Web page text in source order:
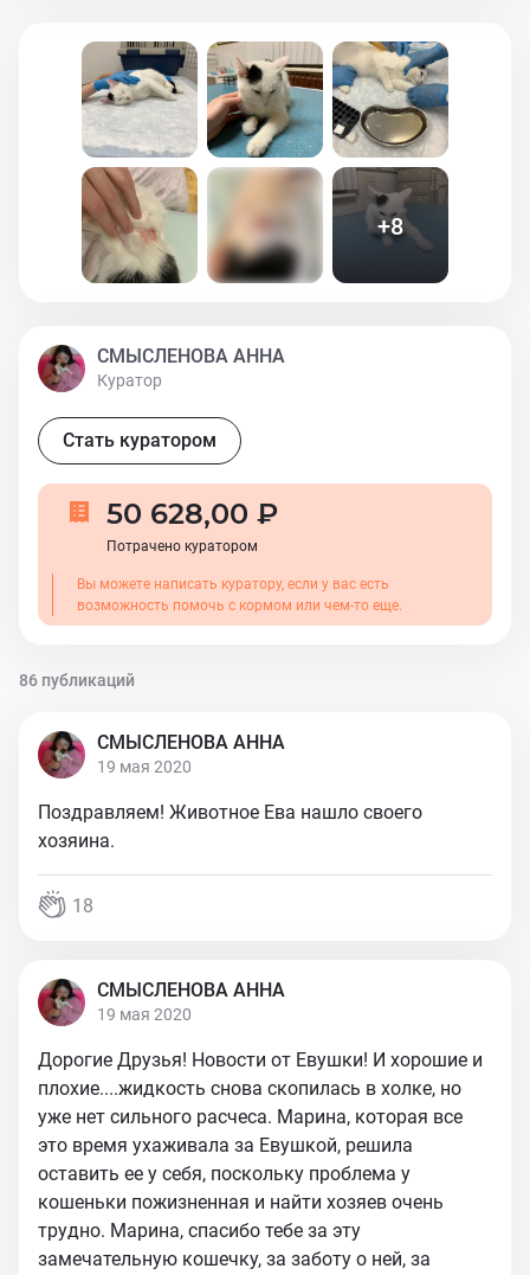
повторно сдать биохимический анализ крови! Так же
необходимы средства на стерилизацию и УЗИ сердца.
Просим помощи!!! Евушка должна поправиться и
найти свой Дом!!! Связь по телефону 89850343313
+8
СМЫСЛЕНОВА АННА
Куратор
Стать куратором
50 628,00 ₽
Потрачено куратором
Вы можете написать куратору, если у вас есть
возможность помочь с кормом или чем-то еще.
86 публикаций
СМЫСЛЕНОВА АННА
19 мая 2020
Поздравляем! Животное Ева нашло своего
хозяина.
18
СМЫСЛЕНОВА АННА
19 мая 2020
Дорогие Друзья! Новости от Евушки! И хорошие и
плохие....жидкость снова скопилась в холке, но
уже нет сильного расчеса. Марина, которая все
это время ухаживала за Евушкой, решила
оставить ее у себя, поскольку проблема у
кошеньки пожизненная и найти хозяев очень
трудно. Марина, спасибо тебе за эту
замечательную кошечку, за заботу о ней, за